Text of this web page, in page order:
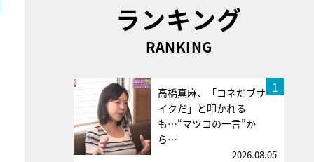
ランキング
RANKING
1
高橋真麻、「コネだブサ
イクだ」と叩かれる
も…“マツコの一言”か
ら…
2026.08.05